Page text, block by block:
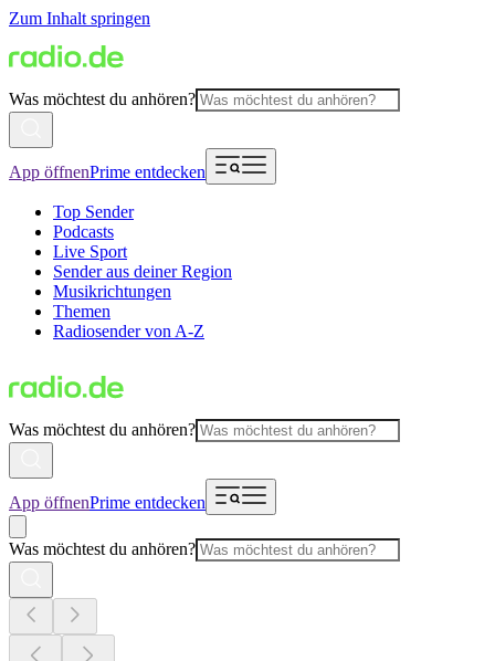
Zum Inhalt springen
Was möchtest du anhören?
App öffnenPrime entdecken
Top Sender
Podcasts
Live Sport
Sender aus deiner Region
Musikrichtungen
Themen
Radiosender von A-Z
Was möchtest du anhören?
App öffnenPrime entdecken
Was möchtest du anhören?